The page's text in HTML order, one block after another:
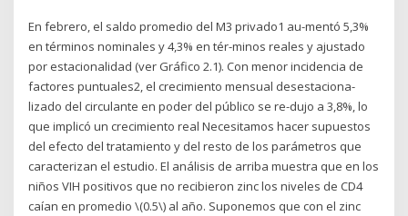
En febrero, el saldo promedio del M3 privado1 au-mentó 5,3%
en términos nominales y 4,3% en tér-minos reales y ajustado
por estacionalidad (ver Gráfico 2.1). Con menor incidencia de
factores puntuales2, el crecimiento mensual desestaciona-
lizado del circulante en poder del público se re-dujo a 3,8%, lo
que implicó un crecimiento real Necesitamos hacer supuestos
del efecto del tratamiento y del resto de los parámetros que
caracterizan el estudio. El análisis de arriba muestra que en los
niños VIH positivos que no recibieron zinc los niveles de CD4
caían en promedio \(0.5\) al año. Suponemos que con el zinc